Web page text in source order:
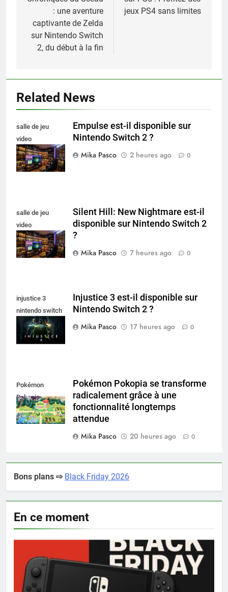
l’article: une aventure
captivante de Zelda
sur Nintendo Switch
2, du début à la fin
jeux PS4 sans limites
Related News
salle de jeu
video
collectionneur
Empulse est-il disponible sur
Nintendo Switch 2 ?
Mika Pasco
2 heures ago 0
salle de jeu
video
collectionneur
Silent Hill: New Nightmare est-il
disponible sur Nintendo Switch 2
?
Mika Pasco
7 heures ago 0
injustice 3
nintendo switch
Injustice 3 est-il disponible sur
Nintendo Switch 2 ?
Mika Pasco
17 heures ago 0
Pokémon
Pokopia
Pokémon Pokopia se transforme
radicalement grâce à une
fonctionnalité longtemps
attendue
Mika Pasco
20 heures ago 0
Bons plans ⇨ Black Friday 2026
En ce moment